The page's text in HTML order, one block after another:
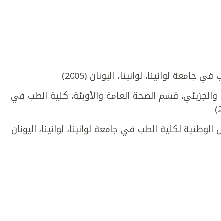
لوانينا، لوانينا، اليونان (2005)
قسم الصحة العامة والأوبئة، كلية الطب في
لكلية الطب في جامعة لوانينا، لوانينا، اليونان